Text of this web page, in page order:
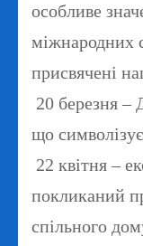
особливе
міжнародних
присвячені
20 березня –
що
22 квітня –
покликаний
спільного